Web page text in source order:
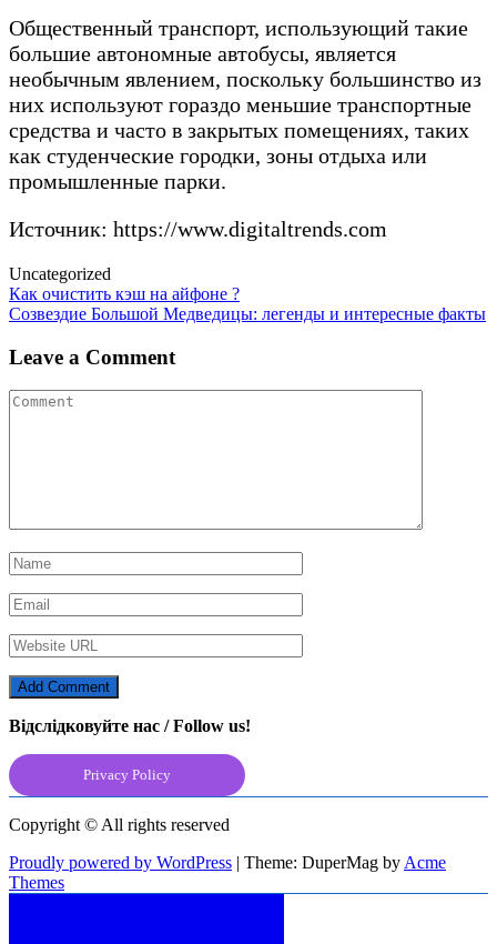
Общественный транспорт, использующий такие
большие автономные автобусы, является
необычным явлением, поскольку большинство из
них используют гораздо меньшие транспортные
средства и часто в закрытых помещениях, таких
как студенческие городки, зоны отдыха или
промышленные парки.
Источник: https://www.digitaltrends.com
Uncategorized
Post
navigation
Как очистить кэш на айфоне ?
Созвездие Большой Медведицы: легенды и интересные факты
Leave a Comment
Відслідковуйте нас / Follow us!
Privacy Policy
Copyright © All rights reserved
Proudly powered by WordPress | Theme: DuperMag by Acme
Themes